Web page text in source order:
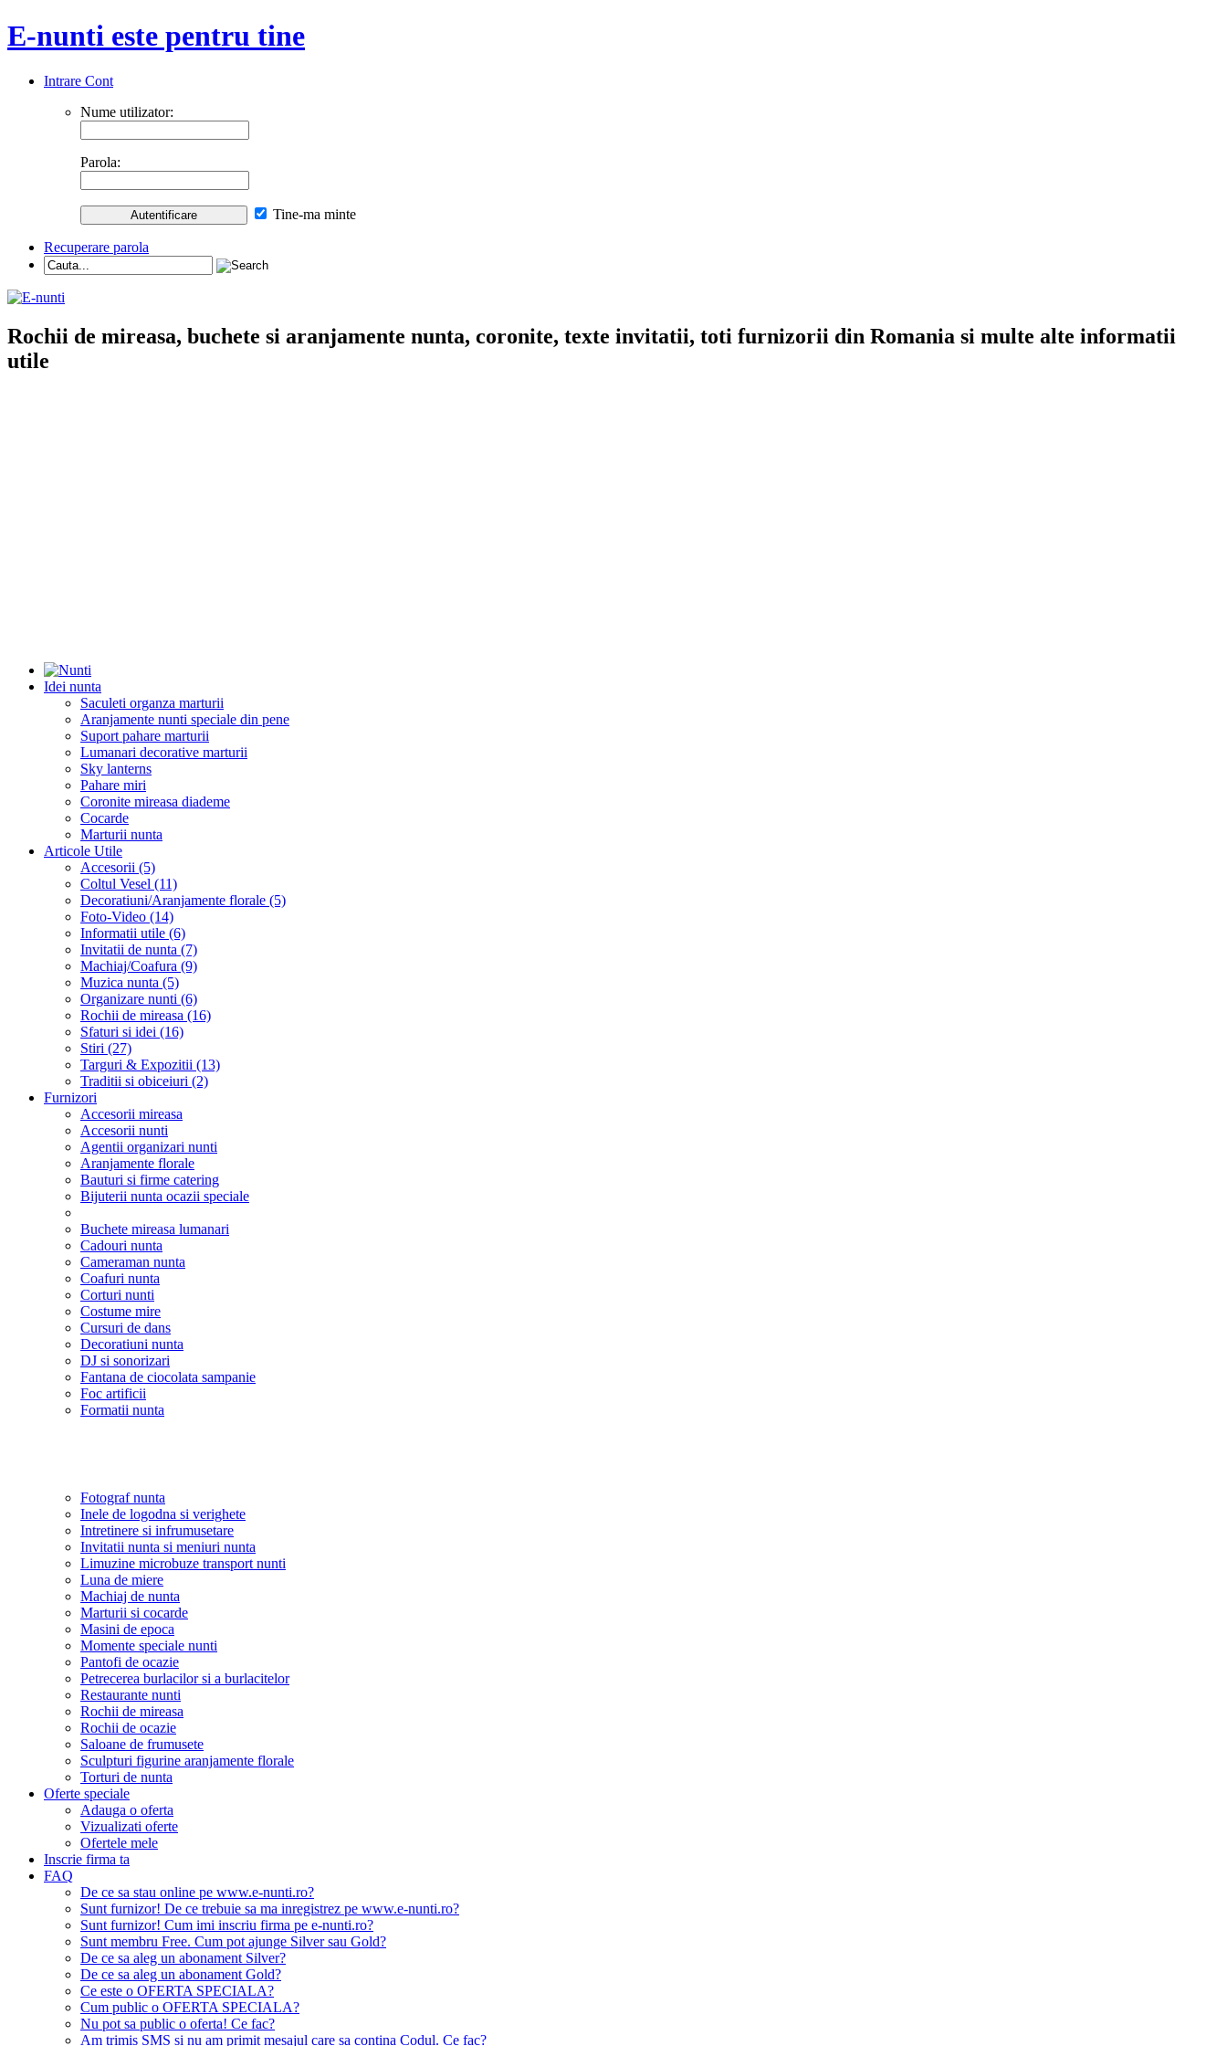
E-nunti este pentru tine
Intrare Cont
Nume utilizator:
Parola:
Tine-ma minte
Recuperare parola
Rochii de mireasa, buchete si aranjamente nunta, coronite, texte invitatii, toti furnizorii din Romania si multe alte informatii
utile
Idei nunta
Saculeti organza marturii
Aranjamente nunti speciale din pene
Suport pahare marturii
Lumanari decorative marturii
Sky lanterns
Pahare miri
Coronite mireasa diademe
Cocarde
Marturii nunta
Articole Utile
Accesorii (5)
Coltul Vesel (11)
Decoratiuni/Aranjamente florale (5)
Foto-Video (14)
Informatii utile (6)
Invitatii de nunta (7)
Machiaj/Coafura (9)
Muzica nunta (5)
Organizare nunti (6)
Rochii de mireasa (16)
Sfaturi si idei (16)
Stiri (27)
Targuri & Expozitii (13)
Traditii si obiceiuri (2)
Furnizori
Accesorii mireasa
Accesorii nunti
Agentii organizari nunti
Aranjamente florale
Bauturi si firme catering
Bijuterii nunta ocazii speciale
Buchete mireasa lumanari
Cadouri nunta
Cameraman nunta
Coafuri nunta
Corturi nunti
Costume mire
Cursuri de dans
Decoratiuni nunta
DJ si sonorizari
Fantana de ciocolata sampanie
Foc artificii
Formatii nunta
Fotograf nunta
Inele de logodna si verighete
Intretinere si infrumusetare
Invitatii nunta si meniuri nunta
Limuzine microbuze transport nunti
Luna de miere
Machiaj de nunta
Marturii si cocarde
Masini de epoca
Momente speciale nunti
Pantofi de ocazie
Petrecerea burlacilor si a burlacitelor
Restaurante nunti
Rochii de mireasa
Rochii de ocazie
Saloane de frumusete
Sculpturi figurine aranjamente florale
Torturi de nunta
Oferte speciale
Adauga o oferta
Vizualizati oferte
Ofertele mele
Inscrie firma ta
FAQ
De ce sa stau online pe www.e-nunti.ro?
Sunt furnizor! De ce trebuie sa ma inregistrez pe www.e-nunti.ro?
Sunt furnizor! Cum imi inscriu firma pe e-nunti.ro?
Sunt membru Free. Cum pot ajunge Silver sau Gold?
De ce sa aleg un abonament Silver?
De ce sa aleg un abonament Gold?
Ce este o OFERTA SPECIALA?
Cum public o OFERTA SPECIALA?
Nu pot sa public o oferta! Ce fac?
Am trimis SMS si nu am primit mesajul care sa contina Codul. Ce fac?